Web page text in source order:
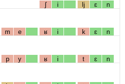
ʃ i lj ɛ n
m e ʁ i k ɛ n
p y ʁ i t ɛ n